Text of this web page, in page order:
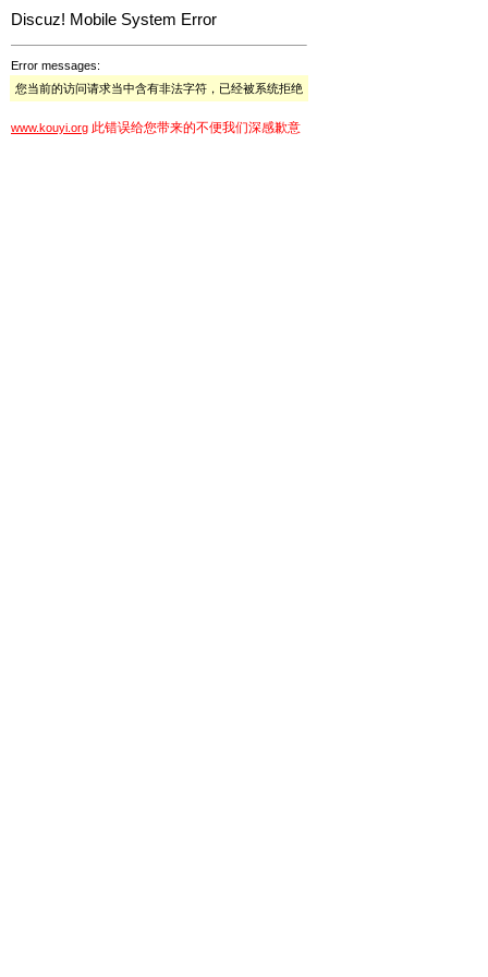
Discuz! Mobile System Error
Error messages:
您当前的访问请求当中含有非法字符，已经被系统拒绝
www.kouyi.org 此错误给您带来的不便我们深感歉意